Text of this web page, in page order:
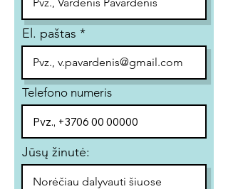
El. paštas
Telefono numeris
Jūsų žinutė: